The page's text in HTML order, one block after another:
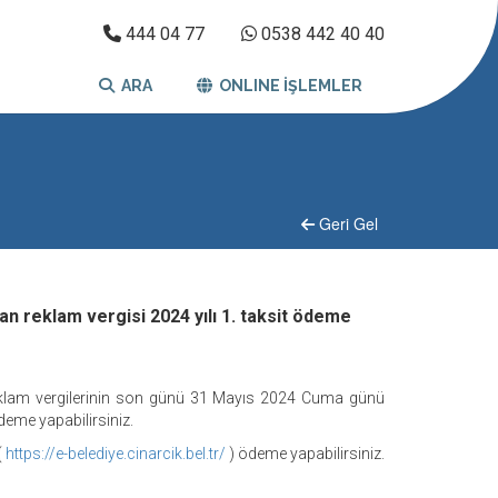
444 04 77 0538 442 40 40
ARA ONLINE İŞLEMLER
Geri Gel
reklam vergisi 2024 yılı 1. taksit ödeme
vergilerinin son günü 31 Mayıs 2024 Cuma günü
yapabilirsiniz.
https://e-belediye.cinarcik.bel.tr/ ) ödeme yapabilirsiniz.